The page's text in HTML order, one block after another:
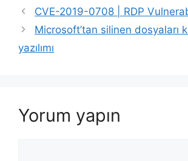
CVE-2019-0708 | RDP
Microsoft’tan silinen dosyaları
yazılımı
Yorum yapın